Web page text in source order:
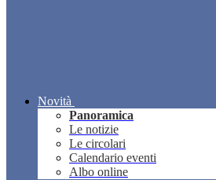
Novità
Panoramica
Le notizie
Le circolari
Calendario eventi
Albo online